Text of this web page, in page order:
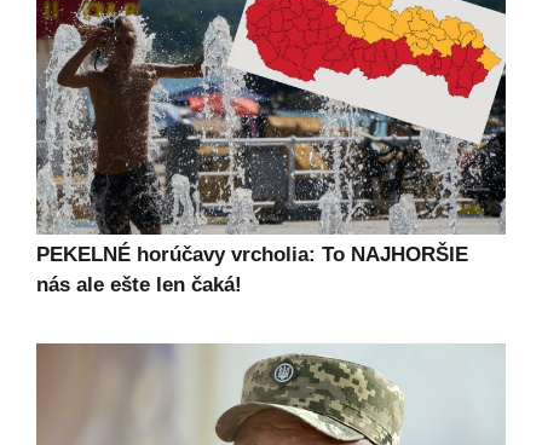
PEKELNÉ horúčavy vrcholia: To NAJHORŠIE
nás ale ešte len čaká!